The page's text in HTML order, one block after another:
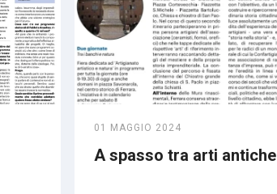
01 MAGGIO 2024
A spasso tra arti antiche